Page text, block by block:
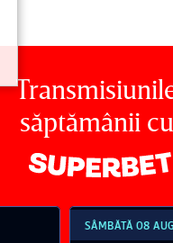
săptămânii cu
SÂMBĂTĂ 08 AUG, 21:30